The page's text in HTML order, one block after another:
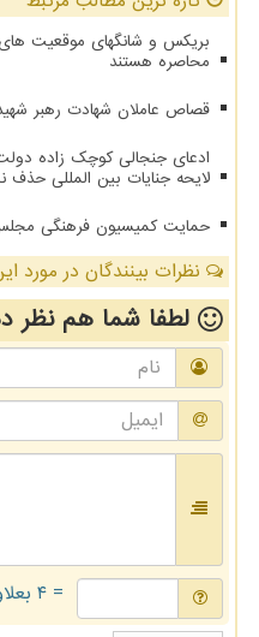
بریکس و شانگهای موقعیت
محاصره هستند
قصاص عاملان شهادت رهبر
ادعای جنجالی کوچک زاده
لایحه جنایات بین المللی حذف
حمایت کمیسیون فرهنگی
نظرات بینندگان در مورد
لطفا شما همنظر
= ۴ بعلاوه ۳